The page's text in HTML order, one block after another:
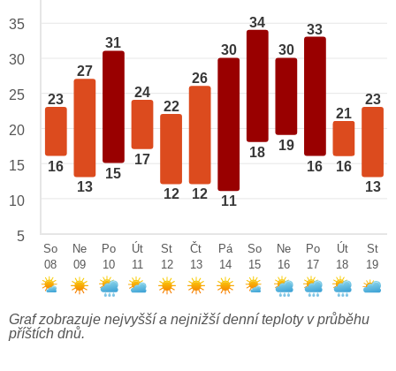
23
16
27
13
31
15
24
17
22
12
26
12
30
11
34
18
30
19
33
16
21
16
23
13
35
30
25
20
15
10
5
So
08
Ne
09
Po
10
Út
11
St
12
Čt
13
Pá
14
So
15
Ne
16
Po
17
Út
18
St
19
Graf zobrazuje nejvyšší a nejnižší denní teploty v průběhu
příštích dnů.